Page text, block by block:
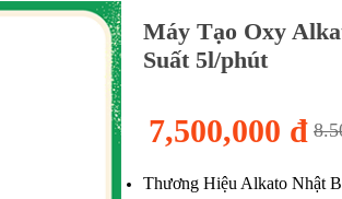
Máy Tạo Oxy
Suất 5l/phút
7,500,000 đ
Thương Hiệu Alkato Nhật